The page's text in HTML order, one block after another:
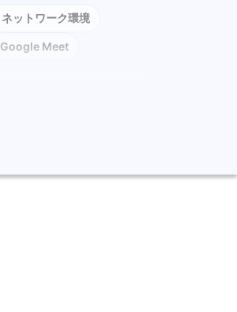
ネットワーク環境
Google Meet